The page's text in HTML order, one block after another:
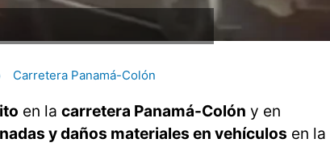
Carretera Panamá-Colón
en la carretera Panamá-Colón y en
y daños materiales en vehículos en la